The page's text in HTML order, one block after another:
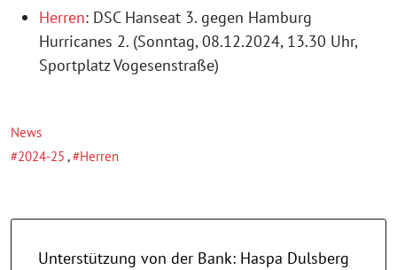
Herren: DSC Hanseat 3. gegen Hamburg
Hurricanes 2. (Sonntag, 08.12.2024, 13.30 Uhr,
Sportplatz Vogesenstraße)
News
2024-25 , Herren
Unterstützung von der Bank: Haspa Dulsberg